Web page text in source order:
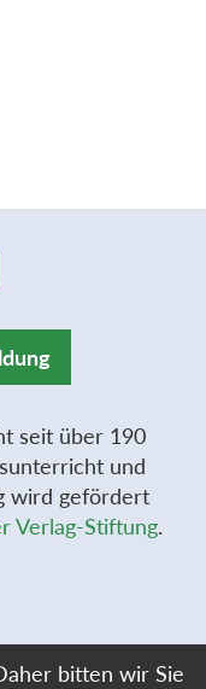
seit über 190
und
wird gefördert
Verlag-Stiftung.
bitten wir Sie